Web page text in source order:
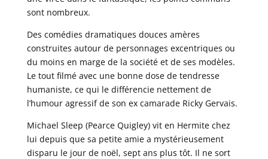
sont nombreux.
Des comédies dramatiques douces amères
construites autour de personnages excentriques ou
du moins en marge de la société et de ses modèles.
Le tout filmé avec une bonne dose de tendresse
humaniste, ce qui le différencie nettement de
l’humour agressif de son ex camarade Ricky Gervais.
Michael Sleep (Pearce Quigley) vit en Hermite chez
lui depuis que sa petite amie a mystérieusement
disparu le jour de noël, sept ans plus tôt. Il ne sort